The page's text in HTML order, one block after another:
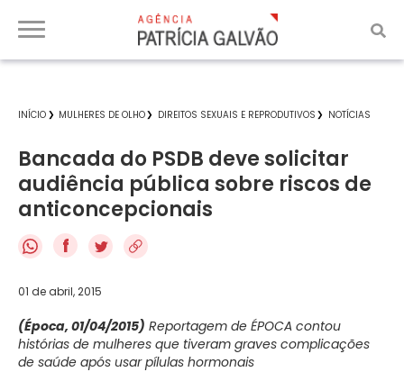
INÍCIO MULHERES DE OLHO DIREITOS SEXUAIS E REPRODUTIVOS NOTÍCIAS
Bancada do PSDB deve solicitar
audiência pública sobre riscos de
anticoncepcionais
f
01 de abril, 2015
(Época, 01/04/2015) Reportagem de ÉPOCA contou
histórias de mulheres que tiveram graves complicações
de saúde após usar pílulas hormonais